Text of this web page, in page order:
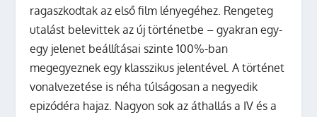
ragaszkodtak az első film lényegéhez. Rengeteg
utalást belevittek az új történetbe – gyakran egy-
egy jelenet beállításai szinte 100%-ban
megegyeznek egy klasszikus jelentével. A történet
vonalvezetése is néha túlságosan a negyedik
epizódéra hajaz. Nagyon sok az áthallás a IV és a